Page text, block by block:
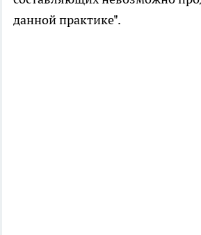
данной практике".